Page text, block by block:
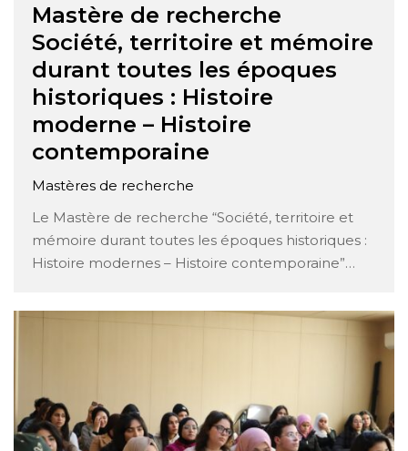
Mastère de recherche
Société, territoire et mémoire
durant toutes les époques
historiques : Histoire
moderne – Histoire
contemporaine
Mastères de recherche
Le Mastère de recherche “Société, territoire et
mémoire durant toutes les époques historiques :
Histoire modernes – Histoire contemporaine”
des territoires et de la mémoire à travers les